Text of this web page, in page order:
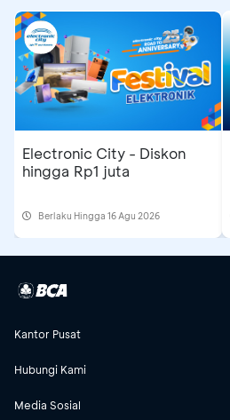
Electronic City - Diskon
hingga Rp1 juta
Berlaku Hingga 16 Agu 2026
Kantor Pusat
Hubungi Kami
Media Sosial